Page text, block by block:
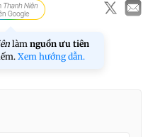
làm nguồn ưu tiên
Xem hướng dẫn.